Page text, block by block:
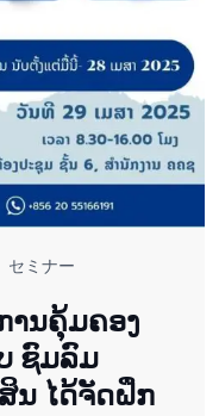
セミナー
ານຄຸ້ມຄອງ
ຊົມລົມ
ນ ໄດ້ຈັດຝຶກ